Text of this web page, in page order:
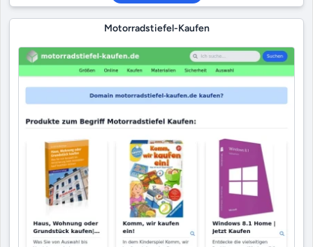
Motorradstiefel-Kaufen